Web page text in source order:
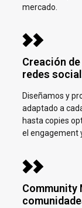
mercado.
Creación
redes
Diseñamos y
adaptado a
hasta copies
el engagement
Community